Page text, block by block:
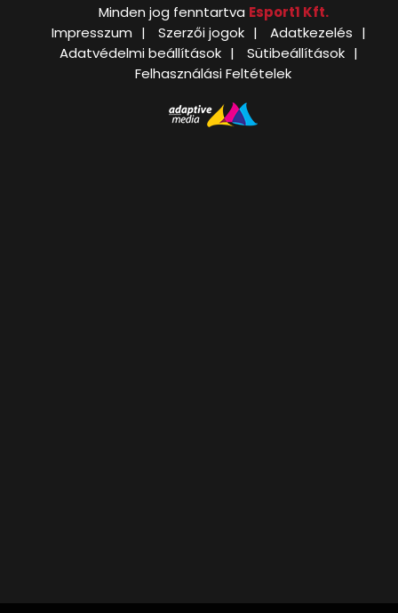
Minden jog fenntartva Esport1 Kft.
Impresszum
Szerzői jogok
Adatkezelés
Adatvédelmi beállítások
Sütibeállítások
Felhasználási Feltételek